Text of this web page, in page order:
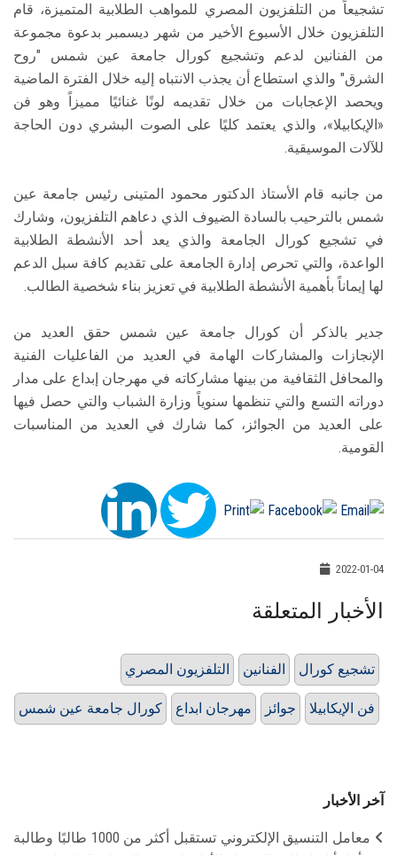
تشجيعاً من التلفزيون المصري للمواهب الطلابية المتميزة، قام
التلفزيون خلال الأسبوع الأخير من شهر ديسمبر بدعوة مجموعة
من الفنانين لدعم وتشجيع كورال جامعة عين شمس "روح
الشرق" والذي استطاع أن يجذب الانتباه إليه خلال الفترة الماضية
ويحصد الإعجابات من خلال تقديمه لونًا غنائيًا مميزاً وهو فن
«الإيكابيلا»، والذي يعتمد كليًا على الصوت البشري دون الحاجة
للآلات الموسيقية.
من جانبه قام الأستاذ الدكتور محمود المتينى رئيس جامعة عين
شمس بالترحيب بالسادة الضيوف الذي دعاهم التلفزيون، وشارك
في تشجيع كورال الجامعة والذي يعد أحد الأنشطة الطلابية
الواعدة، والتي تحرص إدارة الجامعة على تقديم كافة سبل الدعم
لها إيماناً بأهمية الأنشطة الطلابية في تعزيز بناء شخصية الطالب.
جدير بالذكر أن كورال جامعة عين شمس حقق العديد من
الإنجازات والمشاركات الهامة في العديد من الفاعليات الفنية
والمحافل الثقافية من بينها مشاركاته في مهرجان إبداع على مدار
دوراته التسع والتي تنظمها سنوياً وزارة الشباب والتي حصل فيها
على العديد من الجوائز، كما شارك في العديد من المناسبات
القومية.
2022-01-04
الأخبار المتعلقة
التلفزيون المصري الفنانين تشجيع كورال
كورال جامعة عين شمس مهرجان ابداع جوائز فن الإيكابيلا
آخر الأخبار
معامل التنسيق الإلكتروني تستقبل أكثر من 1000 طالبًا وطالبة